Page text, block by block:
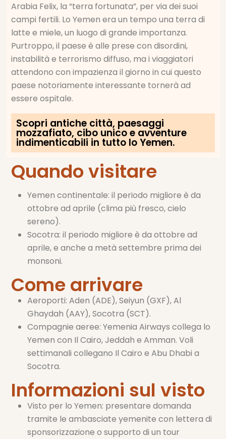
Arabia Felix, la “terra fortunata”, per via dei suoi
campi fertili. Lo Yemen era un tempo una terra di
latte e miele, un luogo di grande importanza.
Purtroppo, il paese è alle prese con disordini,
instabilità e terrorismo diffuso, ma i viaggiatori
attendono con impazienza il giorno in cui questo
paese notoriamente interessante tornerà ad
essere ospitale.
Scopri antiche città, paesaggi
mozzafiato, cibo unico e avventure
indimenticabili in tutto lo Yemen.
Quando visitare
Yemen continentale: il periodo migliore è da
ottobre ad aprile (clima più fresco, cielo
sereno).
Socotra: il periodo migliore è da ottobre ad
aprile, e anche a metà settembre prima dei
monsoni.
Come arrivare
Aeroporti: Aden (ADE), Seiyun (GXF), Al
Ghaydah (AAY), Socotra (SCT).
Compagnie aeree: Yemenia Airways collega lo
Yemen con Il Cairo, Jeddah e Amman. Voli
settimanali collegano Il Cairo e Abu Dhabi a
Socotra.
Informazioni sul visto
Visto per lo Yemen: presentare domanda
tramite le ambasciate yemenite con lettera di
sponsorizzazione o supporto di un tour